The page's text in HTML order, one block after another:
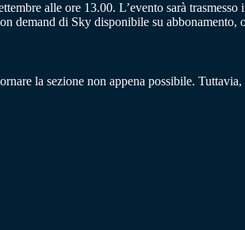
alle ore 13.00. L’evento sarà trasmesso
demand di Sky disponibile su abbonamento,
la sezione non appena possibile.